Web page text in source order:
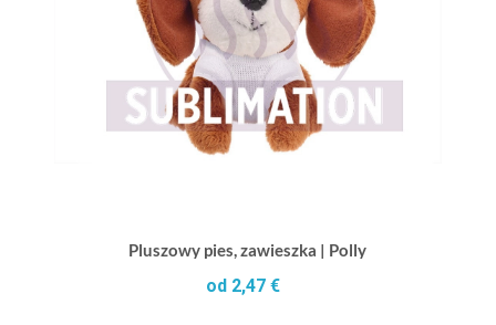
Pluszowy pies, zawieszka | Polly
od 2,47 €